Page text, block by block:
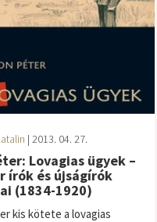
| 2013. 04. 27.
Lovagias ügyek –
írók és újságírók
(1834-1920)
kis kötete a lovagias